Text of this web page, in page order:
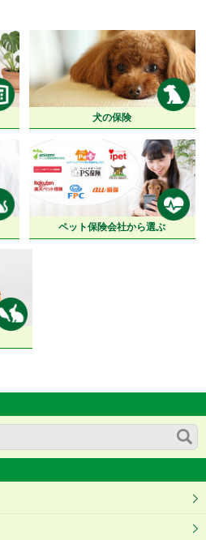
犬の保険
ペット保険会社から選ぶ